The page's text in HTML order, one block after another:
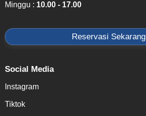
Minggu : 10.00 - 17.00
Reservasi Sekarang
Social Media
Instagram
Tiktok